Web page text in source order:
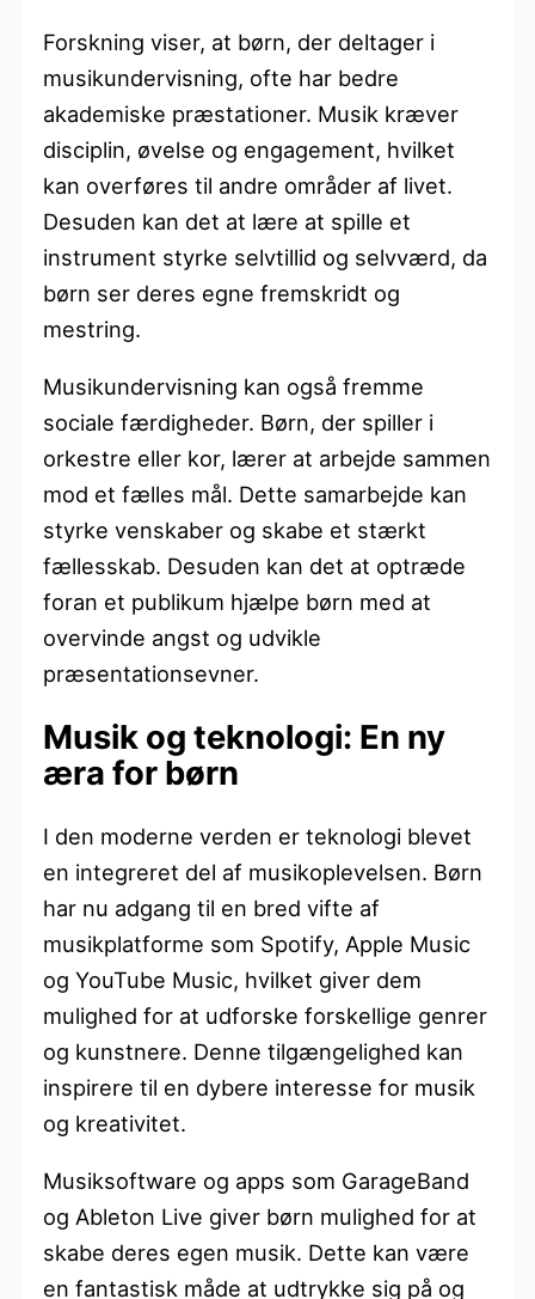
Forskning viser, at børn, der deltager i
musikundervisning, ofte har bedre
akademiske præstationer. Musik kræver
disciplin, øvelse og engagement, hvilket
kan overføres til andre områder af livet.
Desuden kan det at lære at spille et
instrument styrke selvtillid og selvværd, da
børn ser deres egne fremskridt og
mestring.
Musikundervisning kan også fremme
sociale færdigheder. Børn, der spiller i
orkestre eller kor, lærer at arbejde sammen
mod et fælles mål. Dette samarbejde kan
styrke venskaber og skabe et stærkt
fællesskab. Desuden kan det at optræde
foran et publikum hjælpe børn med at
overvinde angst og udvikle
præsentationsevner.
Musik og teknologi: En ny
æra for børn
I den moderne verden er teknologi blevet
en integreret del af musikoplevelsen. Børn
har nu adgang til en bred vifte af
musikplatforme som Spotify, Apple Music
og YouTube Music, hvilket giver dem
mulighed for at udforske forskellige genrer
og kunstnere. Denne tilgængelighed kan
inspirere til en dybere interesse for musik
og kreativitet.
Musiksoftware og apps som GarageBand
og Ableton Live giver børn mulighed for at
skabe deres egen musik. Dette kan være
en fantastisk måde at udtrykke sig på og